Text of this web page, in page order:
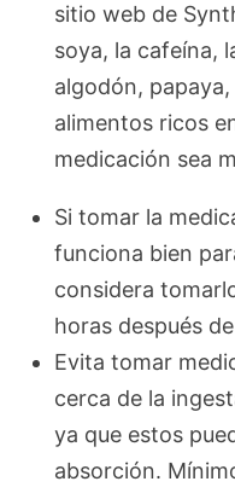
sitio web de
soya, la cafeína,
algodón,
alimentos ricos
medicación sea
Si tomar la
funciona bien
considera
horas después
Evita tomar
cerca de la
ya que estos
absorción.